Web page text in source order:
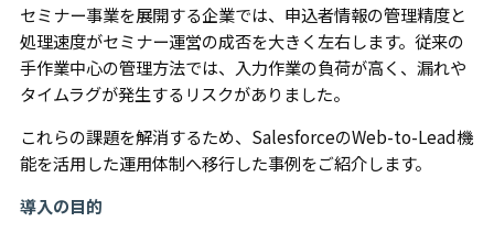
セミナー事業を展開する企業では、申込者情報の管理精度と
処理速度がセミナー運営の成否を大きく左右します。従来の
手作業中心の管理方法では、入力作業の負荷が高く、漏れや
タイムラグが発生するリスクがありました。
これらの課題を解消するため、SalesforceのWeb-to-Lead機
能を活用した運用体制へ移行した事例をご紹介します。
導入の目的